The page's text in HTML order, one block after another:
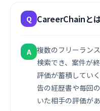
Q CareerChainと
A 複数のフリーラン
検索でき、案件が
評価が蓄積してい
告の経歴書や毎回
いた相手の評価が